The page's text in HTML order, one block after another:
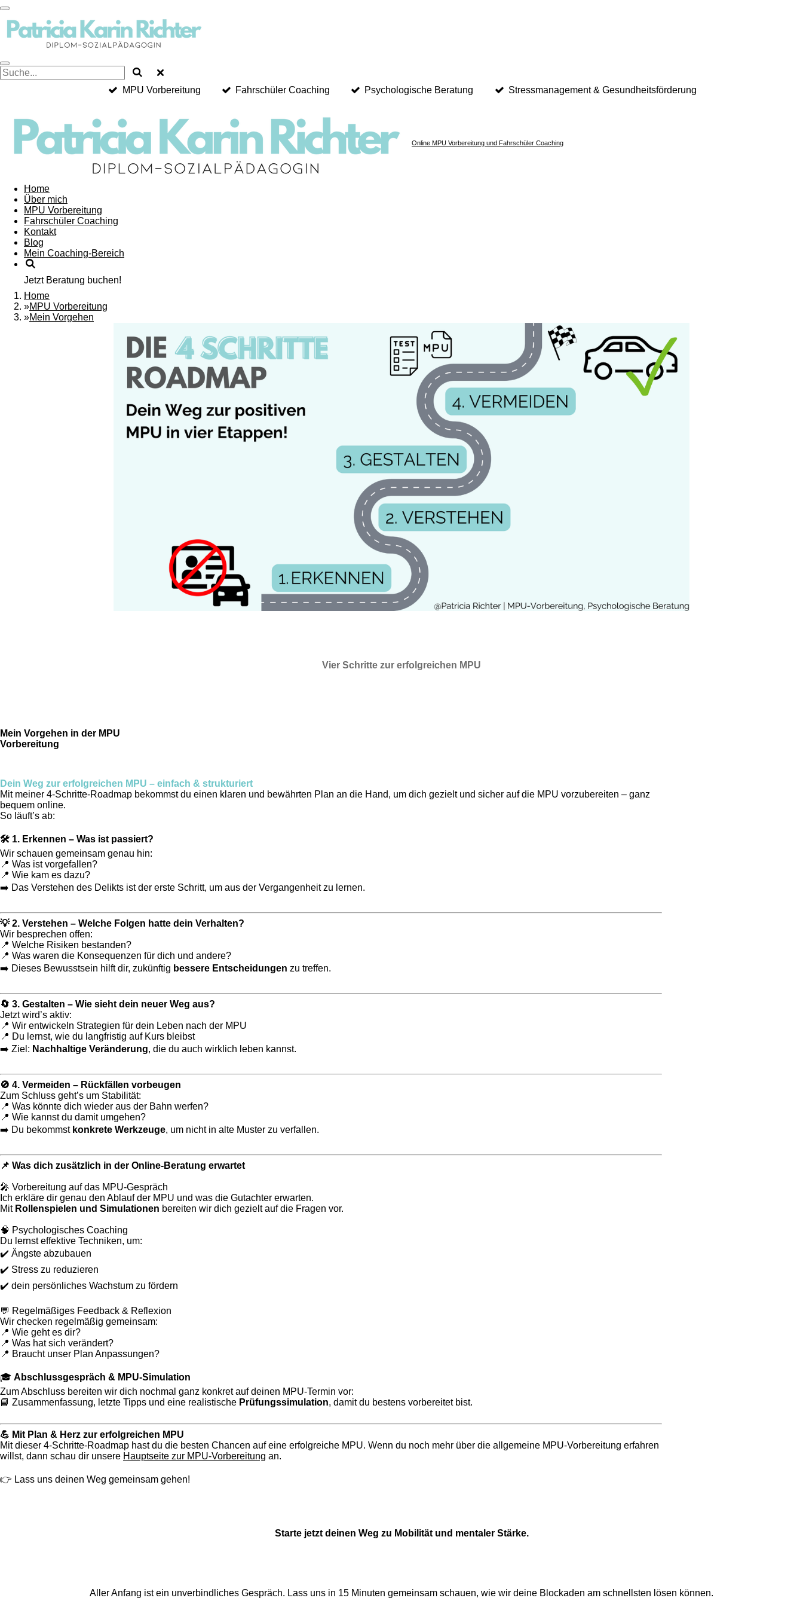
Zum
Hauptinhalt
springen
MPU Vorbereitung Fahrschüler Coaching Psychologische Beratung Stressmanagement & Gesundheitsförderung
Online MPU Vorbereitung und Fahrschüler Coaching
Home
Über mich
MPU Vorbereitung
Fahrschüler Coaching
Kontakt
Blog
Mein Coaching-Bereich
Jetzt Beratung buchen!
Home
»MPU Vorbereitung
»Mein Vorgehen
Vier Schritte zur erfolgreichen MPU
Mein Vorgehen in der MPU
Vorbereitung
Dein Weg zur erfolgreichen MPU – einfach & strukturiert
Mit meiner 4-Schritte-Roadmap bekommst du einen klaren und bewährten Plan an die Hand, um dich gezielt und sicher auf die MPU vorzubereiten – ganz
bequem online.
So läuft’s ab:
🛠️ 1. Erkennen – Was ist passiert?
Wir schauen gemeinsam genau hin:
📍 Was ist vorgefallen?
📍 Wie kam es dazu?
➡️ Das Verstehen des Delikts ist der erste Schritt, um aus der Vergangenheit zu lernen.
💡 2. Verstehen – Welche Folgen hatte dein Verhalten?
Wir besprechen offen:
📍 Welche Risiken bestanden?
📍 Was waren die Konsequenzen für dich und andere?
➡️ Dieses Bewusstsein hilft dir, zukünftig bessere Entscheidungen zu treffen.
🔄 3. Gestalten – Wie sieht dein neuer Weg aus?
Jetzt wird’s aktiv:
📍 Wir entwickeln Strategien für dein Leben nach der MPU
📍 Du lernst, wie du langfristig auf Kurs bleibst
➡️ Ziel: Nachhaltige Veränderung, die du auch wirklich leben kannst.
🚫 4. Vermeiden – Rückfällen vorbeugen
Zum Schluss geht’s um Stabilität:
📍 Was könnte dich wieder aus der Bahn werfen?
📍 Wie kannst du damit umgehen?
➡️ Du bekommst konkrete Werkzeuge, um nicht in alte Muster zu verfallen.
📌 Was dich zusätzlich in der Online-Beratung erwartet
🎤 Vorbereitung auf das MPU-Gespräch
Ich erkläre dir genau den Ablauf der MPU und was die Gutachter erwarten.
Mit Rollenspielen und Simulationen bereiten wir dich gezielt auf die Fragen vor.
🧠 Psychologisches Coaching
Du lernst effektive Techniken, um:
✔️ Ängste abzubauen
✔️ Stress zu reduzieren
✔️ dein persönliches Wachstum zu fördern
💬 Regelmäßiges Feedback & Reflexion
Wir checken regelmäßig gemeinsam:
📍 Wie geht es dir?
📍 Was hat sich verändert?
📍 Braucht unser Plan Anpassungen?
🎓 Abschlussgespräch & MPU-Simulation
Zum Abschluss bereiten wir dich nochmal ganz konkret auf deinen MPU-Termin vor:
📘 Zusammenfassung, letzte Tipps und eine realistische Prüfungssimulation, damit du bestens vorbereitet bist.
💪 Mit Plan & Herz zur erfolgreichen MPU
Mit dieser 4-Schritte-Roadmap hast du die besten Chancen auf eine erfolgreiche MPU. Wenn du noch mehr über die allgemeine MPU-Vorbereitung erfahren
willst, dann schau dir unsere Hauptseite zur MPU-Vorbereitung an.
👉 Lass uns deinen Weg gemeinsam gehen!
Starte jetzt deinen Weg zu Mobilität und mentaler Stärke.
Aller Anfang ist ein unverbindliches Gespräch. Lass uns in 15 Minuten gemeinsam schauen, wie wir deine Blockaden am schnellsten lösen können.